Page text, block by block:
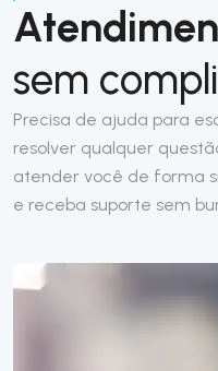
sem
Precisa de ajuda para
resolver qualquer
atender você de forma
e receba suporte sem